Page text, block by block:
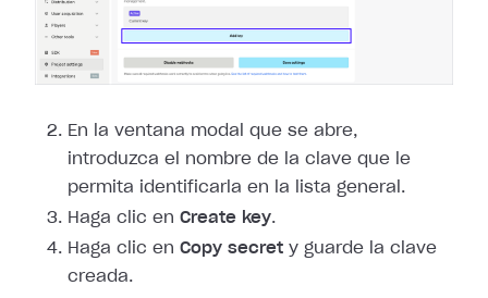
En la ventana modal que se abre,
introduzca el nombre de la clave que le
permita identificarla en la lista general.
Haga clic en Create key.
Haga clic en Copy secret y guarde la clave
creada.